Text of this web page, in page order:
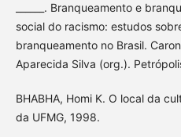
______. Branqueamento e
social do racismo: estudos
branqueamento no Brasil.
Aparecida Silva (org.).
BHABHA, Homi K. O local da
da UFMG, 1998.